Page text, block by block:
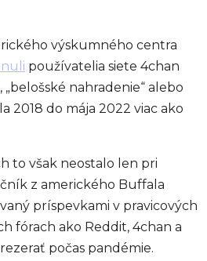
výskumného centra
používatelia siete 4chan
„belošské nahradenie“ alebo
2018 do mája 2022 viac ako
to však neostalo len pri
z amerického Buffala
príspevkami v pravicových
fórach ako Reddit, 4chan a
počas pandémie.